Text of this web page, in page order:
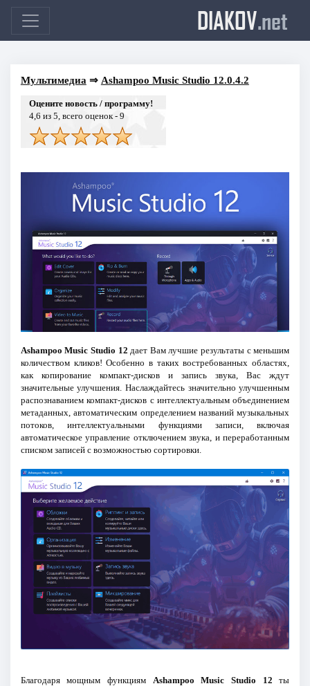
DIAKOV.net
Мультимедиа ⇒ Ashampoo Music Studio 12.0.4.2
Оцените новость / программу!
4,6 из 5, всего оценок - 9
Ashampoo Music Studio 12 дает Вам лучшие результаты с меньшим
количеством кликов! Особенно в таких востребованных областях,
как копирование компакт-дисков и запись звука, Вас ждут
значительные улучшения. Наслаждайтесь значительно улучшенным
распознаванием компакт-дисков с интеллектуальным объединением
метаданных, автоматическим определением названий музыкальных
потоков, интеллектуальными функциями записи, включая
автоматическое управление отключением звука, и переработанным
списком записей с возможностью сортировки.
Благодаря мощным функциям Ashampoo Music Studio 12 ты